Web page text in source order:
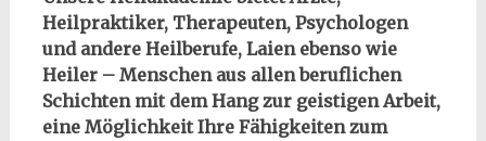
Heilpraktiker, Therapeuten, Psychologen
und andere Heilberufe, Laien ebenso wie
Heiler – Menschen aus allen beruflichen
Schichten mit dem Hang zur geistigen Arbeit,
eine Möglichkeit Ihre Fähigkeiten zum